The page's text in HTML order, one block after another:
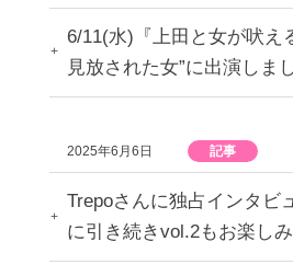
6/11(水)『上田と女が吠え
見放された女”に出演しま
2025年6月6日 記事
Trepoさんに独占インタビ
に引き続きvol.2もお楽し